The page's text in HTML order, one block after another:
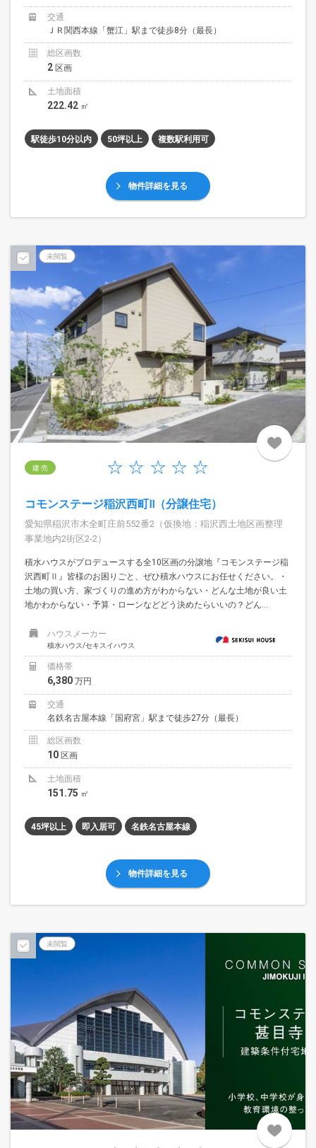
交通
ＪＲ関西本線「蟹江」駅まで徒歩8分（最長）
総区画数
2 区画
土地面積
222.42 ㎡
駅徒歩10分以内 50坪以上 複数駅利用可
物件詳細を見る
未閲覧
建 売
コモンステージ稲沢西町Ⅱ（分譲住宅）
愛知県稲沢市木全町庄前552番2（仮換地：稲沢西土地区画整理
事業地内2街区2-2）
積水ハウスがプロデュースする全10区画の分譲地『コモンステージ稲
沢西町Ⅱ』皆様のお困りごと、ぜひ積水ハウスにお任せください。・
土地の買い方、家づくりの進め方がわからない・どんな土地が良い土
地かわからない・予算・ローンなどどう決めたらいいの？どん...
ハウスメーカー
積水ハウス/セキスイハウス
価格帯
6,380 万円
交通
名鉄名古屋本線「国府宮」駅まで徒歩27分（最長）
総区画数
10 区画
土地面積
151.75 ㎡
45坪以上 即入居可 名鉄名古屋本線
物件詳細を見る
未閲覧